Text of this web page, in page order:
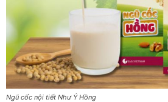
Ngũ cốc nội tiết Như Ý Hồng